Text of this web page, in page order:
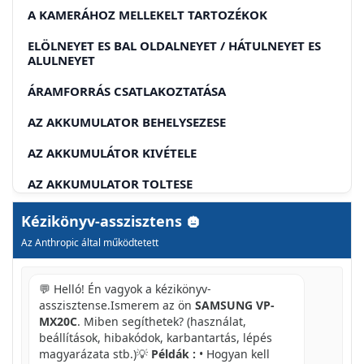
A KAMERÁHOZ MELLEKELT TARTOZÉKOK
ELÖLNEYET ES BAL OLDALNEYET / HÁTULNEYET ES
ALULNEYET
ÁRAMFORRÁS CSATLAKOZTATÁSA
AZ AKKUMULATOR BEHELYSEZESE
AZ AKKUMULÁTOR KIVÉTELE
AZ AKKUMULATOR TOLTESE
AZ ADATHORDOZ KIVÁLASZTÁS (CSAK VP-
MX20C/MX20CH)
A MEMORIAKARTYA BEHELEYEZESE / KIVETELE
MEMÓRIAKÁRTYA BEHELYZESE
MEMÓRIAKÁRTHA KIVETELE
VIDEÖK FELVÉTELE
Kézikönyv-asszisztens
Az Anthropic által működtetett
💬 Helló! Én vagyok a kézikönyv-
asszisztense.Ismerem az ön SAMSUNG VP-
MX20C. Miben segíthetek? (használat,
beállítások, hibakódok, karbantartás, lépés
magyarázata stb.)💡 Példák : • Hogyan kell